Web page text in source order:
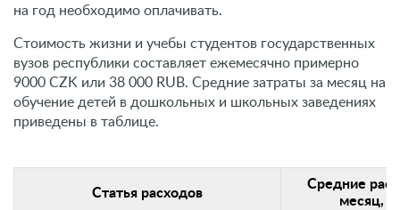
на год необходимо оплачивать.
Стоимость жизни и учебы студентов государственных
вузов республики составляет ежемесячно примерно
9000 CZK или 38 000 RUB. Средние затраты за месяц на
обучение детей в дошкольных и школьных заведениях
приведены в таблице.
Статья расходов
Средние
месяц,